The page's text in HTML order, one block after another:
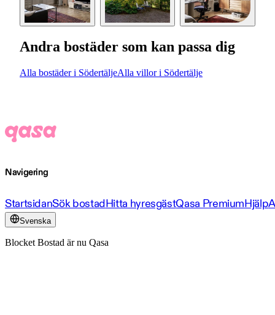
Andra bostäder som kan passa dig
Alla bostäder i SödertäljeAlla villor i Södertälje
Navigering
StartsidanSök bostadHitta hyresgästQasa PremiumHjälp
Svenska
Blocket Bostad är nu Qasa